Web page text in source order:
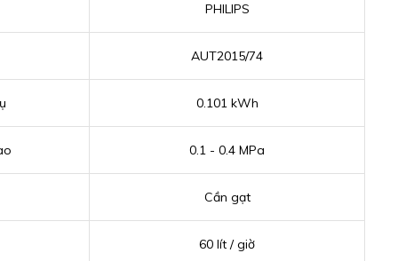
PHILIPS
AUT2015/74
0.101 kWh
0.1 - 0.4 MPa
Cần gạt
60 lít / giờ